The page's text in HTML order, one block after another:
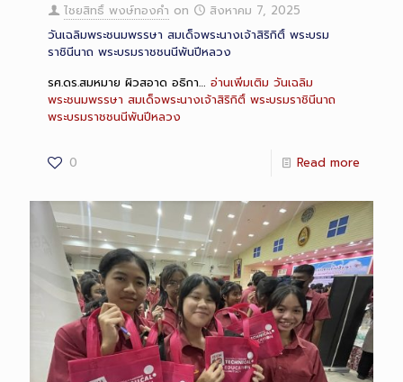
ไชยสิทธิ์ พงษ์ทองคำ on
สิงหาคม 7, 2025
วันเฉลิมพระชนมพรรษา สมเด็จพระนางเจ้าสิริกิติ์ พระบรม
ราชินีนาถ พระบรมราชชนนีพันปีหลวง
รศ.ดร.สมหมาย ผิวสอาด อธิกา… อ่านเพิ่มเติม วันเฉลิม
พระชนมพรรษา สมเด็จพระนางเจ้าสิริกิติ์ พระบรมราชินีนาถ
พระบรมราชชนนีพันปีหลวง
0 Read more